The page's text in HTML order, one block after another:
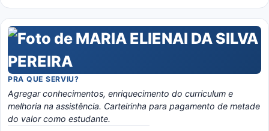
PRA QUE SERVIU?
Agregar conhecimentos, enriquecimento do curriculum e
melhoria na assistência. Carteirinha para pagamento de metade
do valor como estudante.